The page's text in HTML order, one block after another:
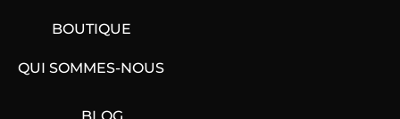
BOUTIQUE
QUI SOMMES-NOUS